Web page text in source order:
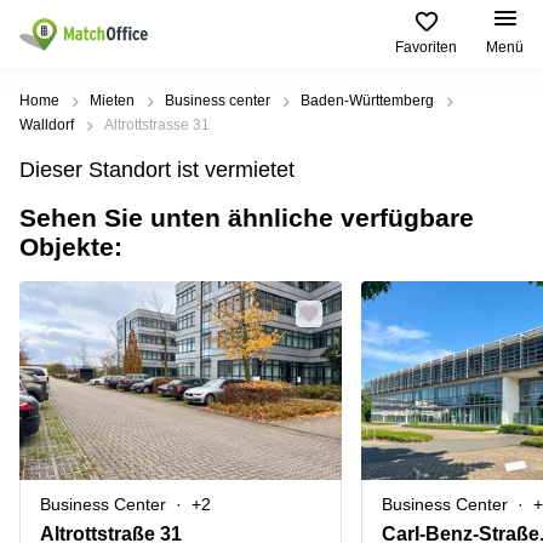
Favoriten Menü
Mieten / Vermieten
Produktseiten
Büro
mieten
center
Coworking
Space
Seminarraum
Virtuelles
Büro
Beliebte
Städte
Büro
mieten
Geschäftsadresse
Hamburg
Geschäftsadresse
mieten
Düsseldorf
Geschäftsadresse
Stuttgart
Büro
Beliebte
Suchanfragen
Regus
Dortmund
Ruhrallee
9
Dortmund
Office Club
Ballindamm
3
Rahel-
Hirsch-
Straße
Hilfe
Über uns
Büro vermieten
Preis
Log-in
Home Mieten Business center
Baden-Württemberg
Walldorf
Altrottstrasse 31
Dieser Standort ist vermietet
Sehen Sie unten ähnliche verfügbare
Objekte:
Business Center +2
Altrottstraße 31
Business Center
Carl-Benz-